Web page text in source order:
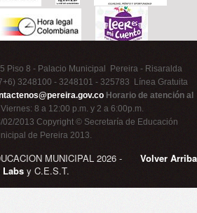
Piso 8 - Palacio Municipal Pereira - Risaralda
3248100 - 3248101 - 325783 Línea Gratuita
Horario de atención al
8 a 12:00 p.m. y 2 a 6:00p.m.
02/2013 Copyright © Secretaría de Educación
de Pereira 2013.
Volver Arriba
MUNICIPAL 2026 -
Labs y C.E.S.T.